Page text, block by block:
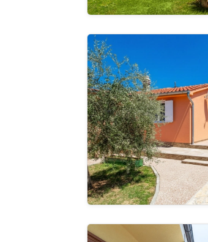
Holiday home Oaza Maslina
Holiday home Rozica